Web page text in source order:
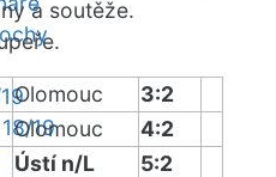
19
a soutěže.
Olomouc
3:2
Olomouc
4:2
Ústí n/L
5:2